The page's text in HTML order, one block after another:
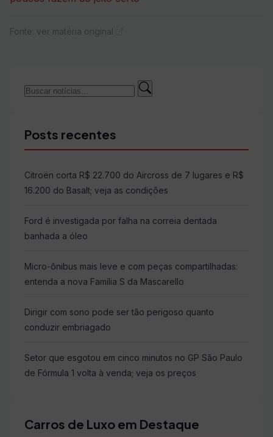
Fonte: ver matéria original
Buscar
Buscar
Posts recentes
Citroën corta R$ 22.700 do Aircross de 7 lugares e R$
16.200 do Basalt; veja as condições
Ford é investigada por falha na correia dentada
banhada a óleo
Micro-ônibus mais leve e com peças compartilhadas:
entenda a nova Família S da Mascarello
Dirigir com sono pode ser tão perigoso quanto
conduzir embriagado
Setor que esgotou em cinco minutos no GP São Paulo
de Fórmula 1 volta à venda; veja os preços
Carros de Luxo em Destaque